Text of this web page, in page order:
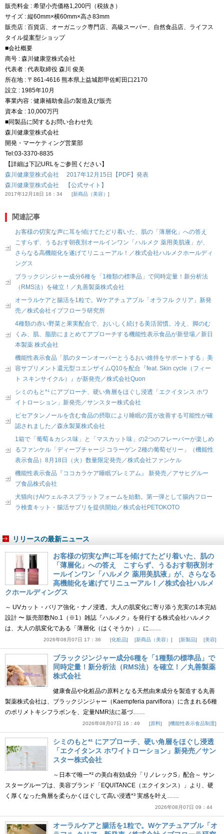
販売料金 : 希望小売価格1,200円（税抜き）
サイズ : 縦60mm×横60mm×高さ83mm
販売店 : 百貨店、オーガニック専門店、高級スーパー、自然食品店、ライフス
タイル提案型ショップ
■会社概要
商号 : 森川健康堂株式会社
代表者 : 代表取締役 森川 俊美
所在地 : 〒861-4616 熊本県上益城郡甲佐町田口2170
設立 : 1985年10月
事業内容 : 健康補助食品の製造及び販売
資本金 : 10,000万円
■同製品に関するお問い合わせ先
森川健康堂株式会社
開発・マーケティング営業部
Tel:03-3370-8835
【詳細は下記URLをご参照ください】
森川健康堂株式会社 2017年12月15日【PDF】発表
森川健康堂株式会社 【公式サイト】
2017年12月18日 16：34 新商品（美容）
関連記事
お客様の切実な声に耳を傾けてたどり着いた、肌の「薄層化」への答え
こすらず、うるおす朝夜別オールインワン「ハルメク 薬用美肌液」が、
さらなる高機能化を遂げてリニューアル！／株式会社ハルメクホールディ
ングス
ブラックジンジャー成分6種を「1種類の標準品」で同時定量！新分析法
（RMS法）を確立！／丸善製薬株式会社
オーラルケアと腸活を1粒で。Wケアチュアブル「オラフル クリア」新発
売／株式会社イブフローラ研究所
4種類の赤い野菜と果実配合で、おいしく続ける美活習慣。冷え、脚のむ
くみ、肌、脂肪にまとめてアプローチする機能性表示食品が新登場／新日
本製薬 株式会社
機能性表示食品「肌のターンオーバーとうるおい維持をサポートする」美
容サプリメント還元型コエンザイムQ10を配合『feat. Skin cycle（フィー
ト スキンサイクル）』が新発売／株式会社Quon
シミのもと*¹ にアプローチ、硬い角層をほぐし浸透「エクイタンス ホワ
イトローション」新発売／サンスター株式会社
ピセアタンノールを含む食品の摂取により睡眠の質が改善する可能性が確
認されました／森永製菓株式会社
1箱で「葡萄＆カシス味」と「マスカット味」の2つのフレーバーが楽しめ
るファンケル「ディープチャージ コラーゲン 2種の葡萄ゼリー」（機能性
表示食品）8月18日（火）数量限定発売／株式会社ファンケル
機能性表示食品『ココカラケア睡眠プレミアム』 新発売／アサヒグルー
プ食品株式会社
犬猫向けAIウェルネスプラットフォームを始動。第一弾として腸内フロー
ラ検査キット・腸活サプリを提供開始／株式会社PETOKOTO
リリースの最新ニュース
お客様の切実な声に耳を傾けてたどり着いた、肌の
「薄層化」への答え こすらず、うるおす朝夜別オ
ールインワン「ハルメク 薬用美肌液」が、さらなる
高機能化を遂げてリニューアル！／株式会社ハルメ
クホールディングス
～ UVカット・バリア強化・ナノ浸透。大人の肌変化に寄り添う充実の1本完結
設計 〜 販売部数No.1（※1）雑誌『ハルメク』を発行する株式会社ハルメク
は、大人の肌変化である「薄層化（はくそうか）」に……
2026年08月07日 17：36 化粧品 新商品（美容） 新製品 美容
ブラックジンジャー成分6種を「1種類の標準品」で
同時定量！新分析法（RMS法）を確立！／丸善製薬
株式会社
健康食品や化粧品の原料となる天然由来成分を製造する丸善
製薬株式会社は、ブラックジンジャー（Kaempferia parviflora）に含まれる6種
のポリメトキシフラボンを、定量NMR法に基づ……
2026年08月07日 16：49 原料 機能性表示食品制度
シミのもと*¹ にアプローチ、硬い角層をほぐし浸透
「エクイタンス ホワイトローション」新発売／サン
スター株式会社
～日本で唯一*² の美白有効成分「リノレックS」配合～ サン
スターグループは、美容ブランド「EQUITANCE（エクイタンス）」より、硬
く厚くなった角層を柔らかくほぐして高い浸透*³ 実感を叶え……
2026年08月07日 09：44
オーラルケアと腸活を1粒で。Wケアチュアブル「オ